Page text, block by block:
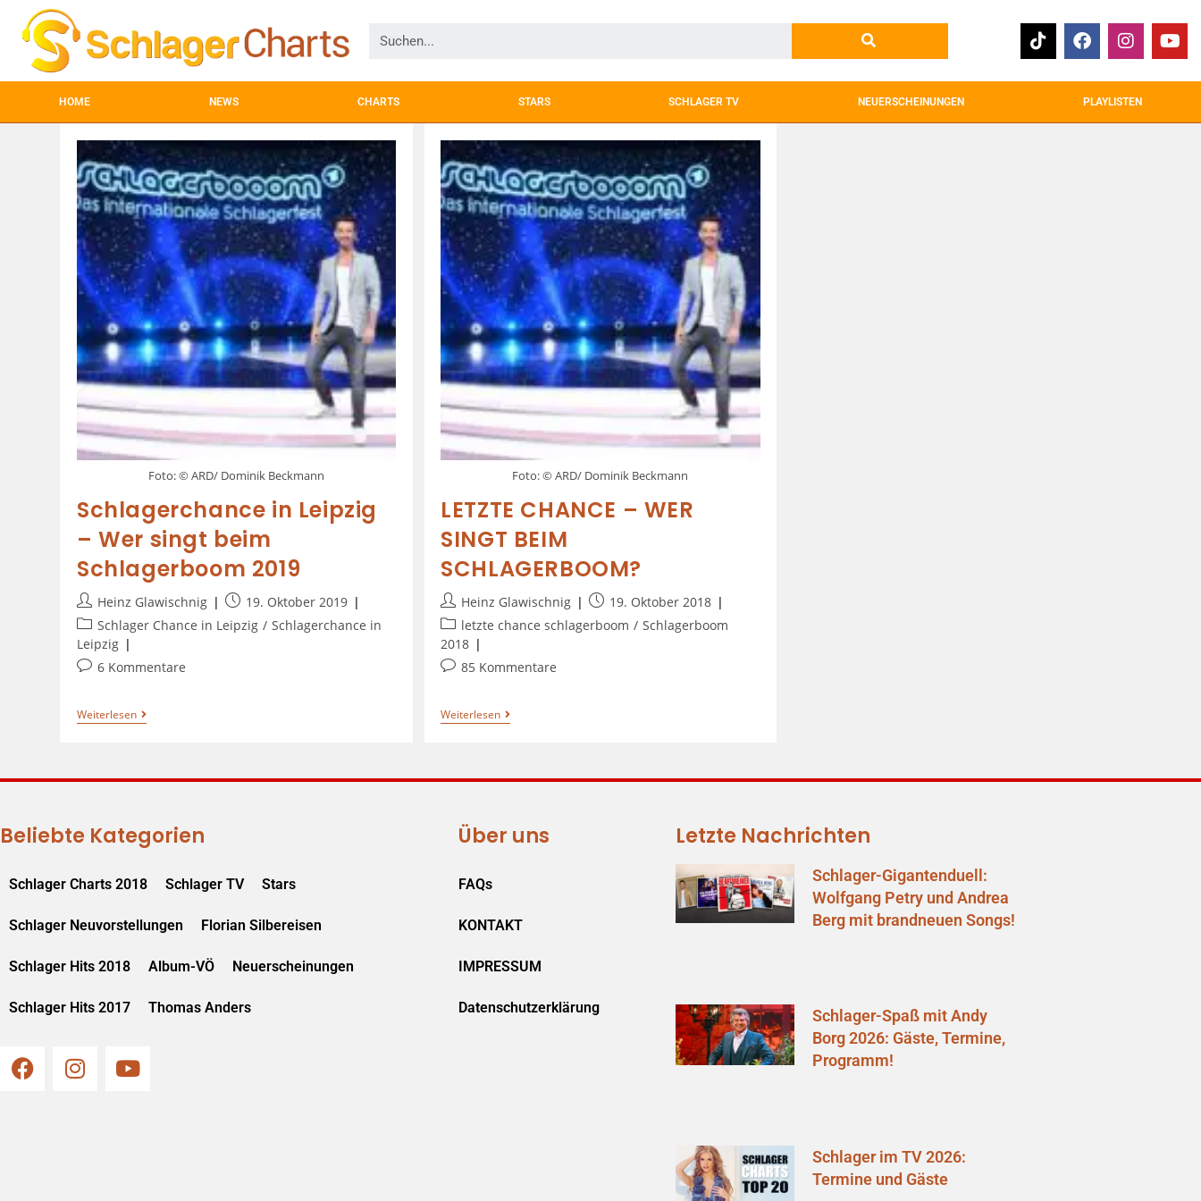
HOME NEWS CHARTS STARS SCHLAGER TV NEUERSCHEINUNGEN PLAYLISTEN
Foto: © ARD/ Dominik Beckmann
Schlagerchance in Leipzig
– Wer singt beim
Schlagerboom 2019
Heinz Glawischnig
19. Oktober 2019
Schlager Chance in Leipzig / Schlagerchance in
Leipzig
6 Kommentare
Weiterlesen
Foto: © ARD/ Dominik Beckmann
LETZTE CHANCE – WER
SINGT BEIM
SCHLAGERBOOM?
Heinz Glawischnig
19. Oktober 2018
letzte chance schlagerboom / Schlagerboom
2018
85 Kommentare
Weiterlesen
Beliebte Kategorien
Schlager Charts 2018 Schlager TV Stars
Schlager Neuvorstellungen Florian Silbereisen
Schlager Hits 2018 Album-VÖ Neuerscheinungen
Schlager Hits 2017 Thomas Anders
Über uns
FAQs
KONTAKT
IMPRESSUM
Datenschutzerklärung
Letzte Nachrichten
Schlager-Gigantenduell:
Wolfgang Petry und Andrea
Berg mit brandneuen Songs!
Schlager-Spaß mit Andy
Borg 2026: Gäste, Termine,
Programm!
Schlager im TV 2026:
Termine und Gäste